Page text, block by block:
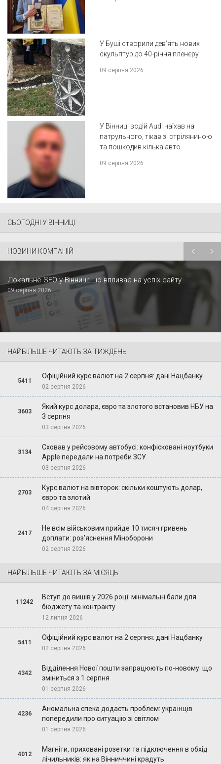
У Буші створили дев’ять нових
скульптур до 40-річчя пленеру
09 серпня 2026
У Вінниці водій Audi наїхав на
патрульного, тікав зі стріляниною
та пошкодив кілька авто
09 серпня 2026
СЬОГОДНІ У ВІННИЦІ
НОВИНИ КОМПАНІЙ
Локальне SEO у Вінниці: що впливає на успіх сайту
09 серпня 2026
НАЙБІЛЬШЕ ЧИТАЮТЬ ЗА ТИЖДЕНЬ
5411
Офіційний курс валют на 2 серпня: дані Нацбанку
02 серпня 2026
3603
Який курс долара, євро та злотого встановив НБУ на
3 серпня
03 серпня 2026
3134
Сховав у рейсовому автобусі: конфісковані ноутбуки
Apple передали на потреби ЗСУ
03 серпня 2026
2703
Курс валют на вівторок: скільки коштують долар,
євро та злотий
04 серпня 2026
2417
Не всім військовим прийде 10 тисяч гривень
доплати: роз’яснення Міноборони
02 серпня 2026
НАЙБІЛЬШЕ ЧИТАЮТЬ ЗА МІСЯЦЬ
11242
Вступ до вишів у 2026 році: мінімальні бали для
бюджету та контракту
12 липня 2026
5411
Офіційний курс валют на 2 серпня: дані Нацбанку
02 серпня 2026
4342
Відділення Нової пошти запрацюють по-новому: що
зміниться з 1 серпня
01 серпня 2026
4236
Аномальна спека додасть проблем: українців
попередили про ситуацію зі світлом
01 серпня 2026
4012
Магніти, приховані розетки та підключення в обхід
лічильників: як на Вінниччині крадуть